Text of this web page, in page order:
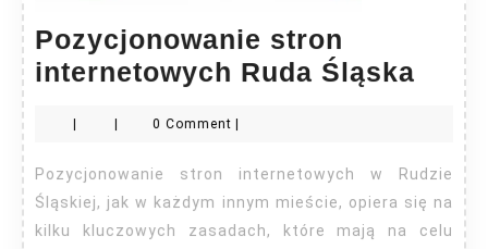
Pozycjonowanie stron
internetowych Ruda Śląska
stron
Ruda
0 Comment
Pozycjonowanie stron internetowych w Rudzie
Śląskiej, jak w każdym innym mieście, opiera się na
kilku kluczowych zasadach, które mają na celu